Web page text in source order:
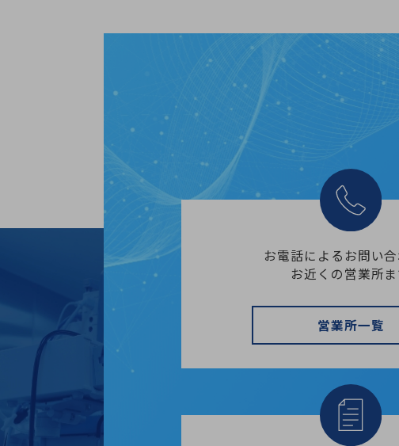
お電話によるお問い
お近くの営業所
営業所一覧